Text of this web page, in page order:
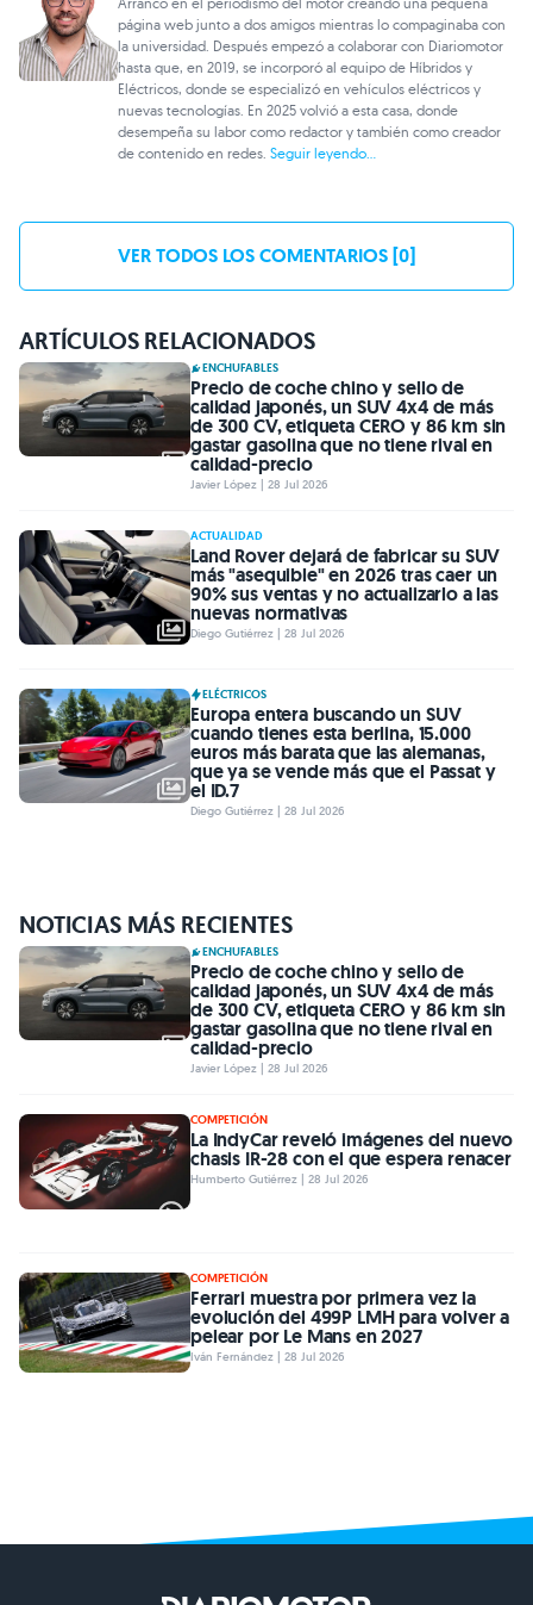
página web junto a dos amigos mientras lo compaginaba con
la universidad. Después empezó a colaborar con Diariomotor
hasta que, en 2019, se incorporó al equipo de Híbridos y
Eléctricos, donde se especializó en vehículos eléctricos y
nuevas tecnologías. En 2025 volvió a esta casa, donde
desempeña su labor como redactor y también como creador
de contenido en redes.Seguir leyendo...
VER TODOS LOS COMENTARIOS [0]
ARTÍCULOS RELACIONADOS
ENCHUFABLES
Precio de coche chino y sello de
calidad japonés, un SUV 4x4 de más
de 300 CV, etiqueta CERO y 86 km sin
gastar gasolina que no tiene rival en
calidad-precio
Javier López | 28 Jul 2026
ACTUALIDAD
Land Rover dejará de fabricar su SUV
más "asequible" en 2026 tras caer un
90% sus ventas y no actualizarlo a las
nuevas normativas
Diego Gutiérrez | 28 Jul 2026
ELÉCTRICOS
Europa entera buscando un SUV
cuando tienes esta berlina, 15.000
euros más barata que las alemanas,
que ya se vende más que el Passat y
el ID.7
Diego Gutiérrez | 28 Jul 2026
NOTICIAS MÁS RECIENTES
ENCHUFABLES
Precio de coche chino y sello de
calidad japonés, un SUV 4x4 de más
de 300 CV, etiqueta CERO y 86 km sin
gastar gasolina que no tiene rival en
calidad-precio
Javier López | 28 Jul 2026
COMPETICIÓN
La IndyCar reveló imágenes del nuevo
chasis IR-28 con el que espera renacer
Humberto Gutiérrez | 28 Jul 2026
COMPETICIÓN
Ferrari muestra por primera vez la
evolución del 499P LMH para volver a
pelear por Le Mans en 2027
Iván Fernández | 28 Jul 2026